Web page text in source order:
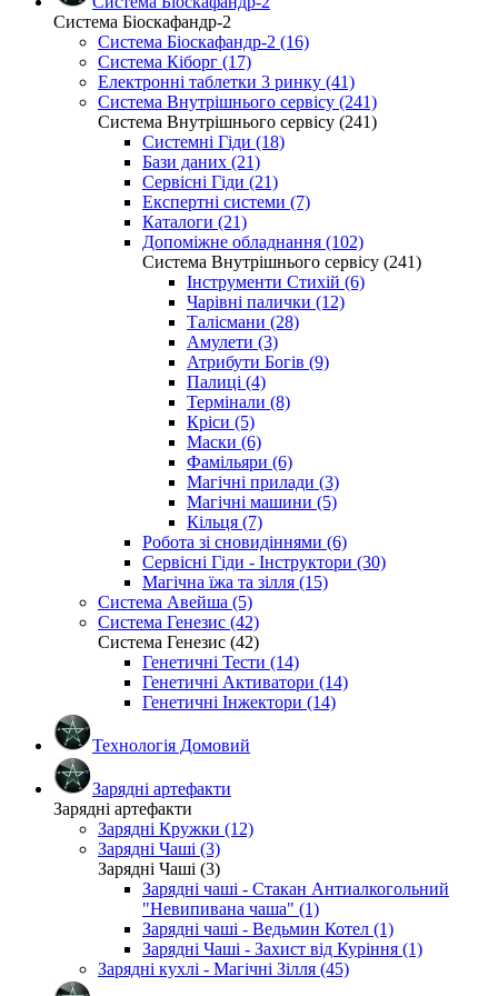
Система Біоскафандр-2
Система Біоскафандр-2 (16)
Система Кіборг (17)
Електронні таблетки 3 ринку (41)
Система Внутрішнього сервісу (241)
Система Внутрішнього сервісу (241)
Системні Гіди (18)
Бази даних (21)
Сервісні Гіди (21)
Експертні системи (7)
Каталоги (21)
Допоміжне обладнання (102)
Система Внутрішнього сервісу (241)
Інструменти Стихій (6)
Чарівні палички (12)
Талісмани (28)
Амулети (3)
Атрибути Богів (9)
Палиці (4)
Термінали (8)
Кріси (5)
Маски (6)
Фамільяри (6)
Магічні прилади (3)
Магічні машини (5)
Кільця (7)
Робота зі сновидіннями (6)
Сервісні Гіди - Інструктори (30)
Магічна їжа та зілля (15)
Система Авейша (5)
Система Генезис (42)
Система Генезис (42)
Генетичні Тести (14)
Генетичні Активатори (14)
Генетичні Інжектори (14)
Технологія Домовий
Зарядні артефакти
Зарядні артефакти
Зарядні Кружки (12)
Зарядні Чаші (3)
Зарядні Чаші (3)
Зарядні чаші - Стакан Антиалкогольний
"Невипивана чаша" (1)
Зарядні чаші - Ведьмин Котел (1)
Зарядні Чаші - Захист від Куріння (1)
Зарядні кухлі - Магічні Зілля (45)